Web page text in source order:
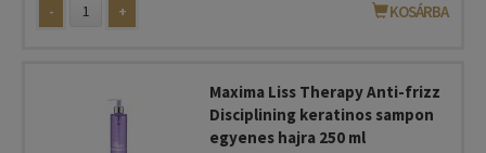
- + KOSÁRBA
Maxima Liss Therapy Anti-frizz
Disciplining keratinos sampon
egyenes hajra 250 ml